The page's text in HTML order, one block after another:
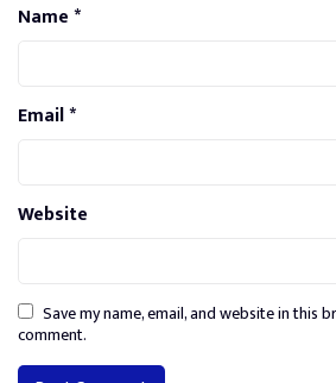
Name*
Email*
Website
Save my name, email, and website in this
comment.